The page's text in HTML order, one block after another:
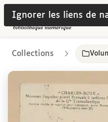
Ignorer les liens de
Collections